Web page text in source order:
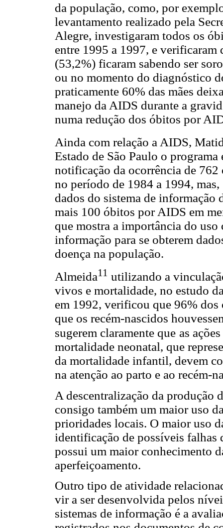
da população, como, por
levantamento realizado pela
Alegre, investigaram todos os
entre 1995 a 1997, e verificaram
(53,2%) ficaram sabendo ser
ou no momento do diagnóstico
praticamente 60% das mães
manejo da AIDS durante a
numa redução dos óbitos por
Ainda com relação a AIDS,
Estado de São Paulo o
notificação da ocorrência de
no período de 1984 a 1994,
dados do sistema de
mais 100 óbitos por AIDS em
que mostra a importância do
informação para se obterem
doença na população.
Almeida11 utilizando a
vivos e mortalidade, no estudo
em 1992, verificou que 96%
que os recém-nascidos
sugerem claramente que as
mortalidade neonatal, que
da mortalidade infantil, devem
na atenção ao parto e ao recém-
A descentralização da produção
consigo também um maior uso
prioridades locais. O maior uso
identificação de possíveis
possui um maior conhecimento
aperfeiçoamento.
Outro tipo de atividade
vir a ser desenvolvida pelos
sistemas de informação é a